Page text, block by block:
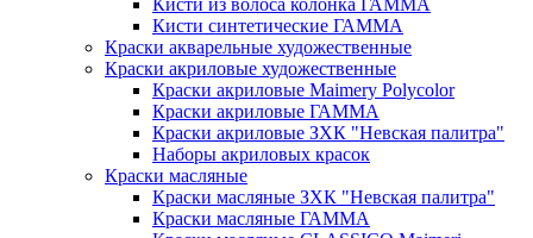
Кисти из волоса колонка ГАММА
Кисти синтетические ГАММА
Краски акварельные художественные
Краски акриловые художественные
Краски акриловые Maimery Polycolor
Краски акриловые ГАММА
Краски акриловые ЗХК "Невская палитра"
Наборы акриловых красок
Краски масляные
Краски масляные ЗХК "Невская палитра"
Краски масляные ГАММА